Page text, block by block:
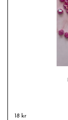
18 kr